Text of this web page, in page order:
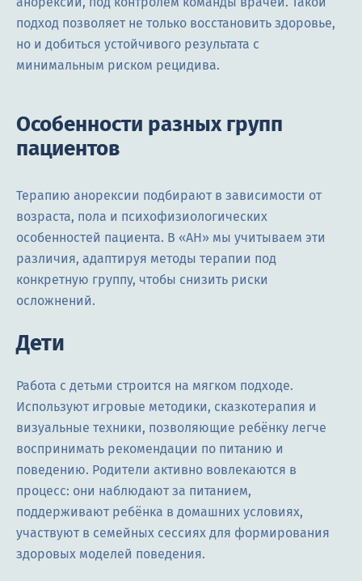
подход позволяет не только восстановить здоровье,
но и добиться устойчивого результата с
минимальным риском рецидива.
Особенности разных групп
пациентов
Терапию анорексии подбирают в зависимости от
возраста, пола и психофизиологических
особенностей пациента. В «АН» мы учитываем эти
различия, адаптируя методы терапии под
конкретную группу, чтобы снизить риски
осложнений.
Дети
Работа с детьми строится на мягком подходе.
Используют игровые методики, сказкотерапия и
визуальные техники, позволяющие ребёнку легче
воспринимать рекомендации по питанию и
поведению. Родители активно вовлекаются в
процесс: они наблюдают за питанием,
поддерживают ребёнка в домашних условиях,
участвуют в семейных сессиях для формирования
здоровых моделей поведения.